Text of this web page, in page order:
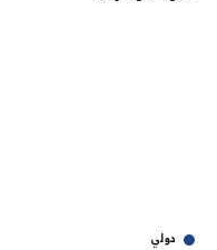
دولي